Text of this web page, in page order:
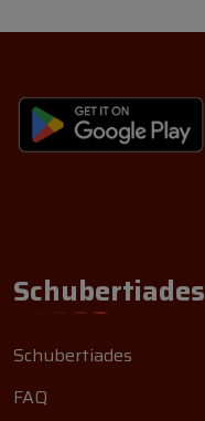
Schubertiades
Schubertiades
FAQ